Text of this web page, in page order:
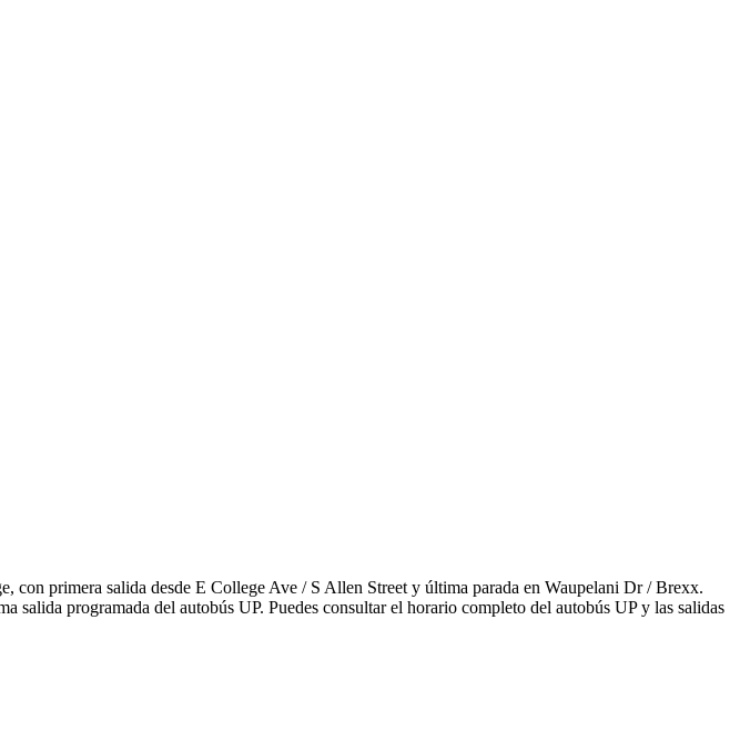
con primera salida desde E College Ave / S Allen Street y última parada en Waupelani Dr / Brexx.
salida programada del autobús UP. Puedes consultar el horario completo del autobús UP y las salidas